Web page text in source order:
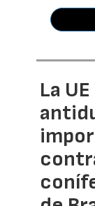
La